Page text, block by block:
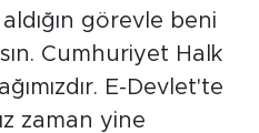
görevle beni
Cumhuriyet Halk
E-Devlet'te
zaman yine